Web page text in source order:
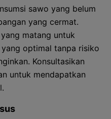
sawo yang belum
yang cermat.
matang untuk
optimal tanpa risiko
Konsultasikan
untuk mendapatkan